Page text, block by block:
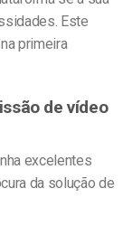
Este
primeira
de vídeo
excelentes
da solução de